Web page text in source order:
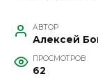
АВТОР
Алексей
ПРОСМОТРОВ
62